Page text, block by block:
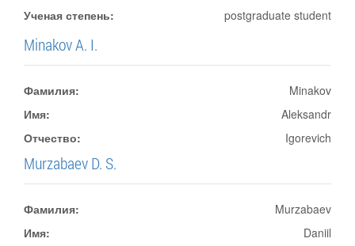
Ученая степень:
postgraduate student
Minakov A. I.
Фамилия:
Minakov
Имя:
Aleksandr
Отчество:
Igorevich
Murzabaev D. S.
Фамилия:
Murzabaev
Имя:
Daniil